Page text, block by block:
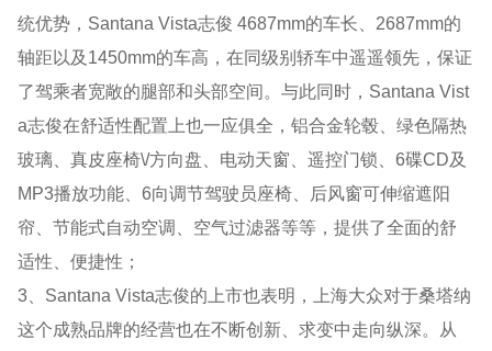
统优势，Santana Vista志俊 4687mm的车长、2687mm的
轴距以及1450mm的车高，在同级别轿车中遥遥领先，保证
了驾乘者宽敞的腿部和头部空间。与此同时，Santana Vist
a志俊在舒适性配置上也一应俱全，铝合金轮毂、绿色隔热
玻璃、真皮座椅\/方向盘、电动天窗、遥控门锁、6碟CD及
MP3播放功能、6向调节驾驶员座椅、后风窗可伸缩遮阳
帘、节能式自动空调、空气过滤器等等，提供了全面的舒
适性、便捷性；
3、Santana Vista志俊的上市也表明，上海大众对于桑塔纳
这个成熟品牌的经营也在不断创新、求变中走向纵深。从